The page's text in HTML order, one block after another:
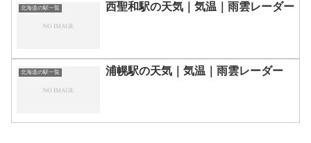
北海道の駅一覧 西聖和駅の天気｜気温｜雨雲レーダー
北海道の駅一覧 浦幌駅の天気｜気温｜雨雲レーダー